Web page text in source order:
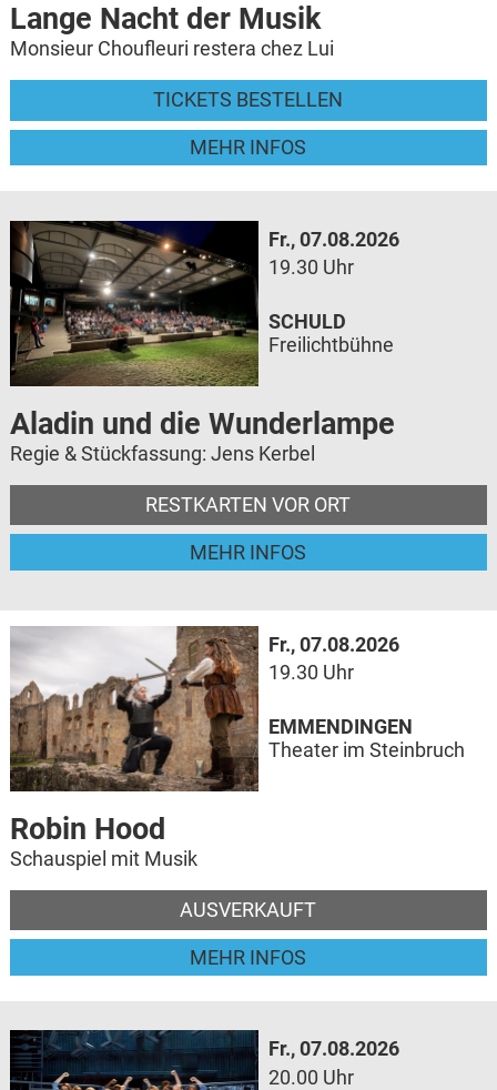
Lange Nacht der Musik
Monsieur Choufleuri restera chez Lui
TICKETS BESTELLEN
MEHR INFOS
Fr., 07.08.2026
19.30 Uhr
Aladin und die Wunderlampe
Regie & Stückfassung: Jens Kerbel
RESTKARTEN VOR ORT
MEHR INFOS
SCHULD
Freilichtbühne
Fr., 07.08.2026
19.30 Uhr
Robin Hood
Schauspiel mit Musik
AUSVERKAUFT
MEHR INFOS
EMMENDINGEN
Theater im Steinbruch
Fr., 07.08.2026
20.00 Uhr